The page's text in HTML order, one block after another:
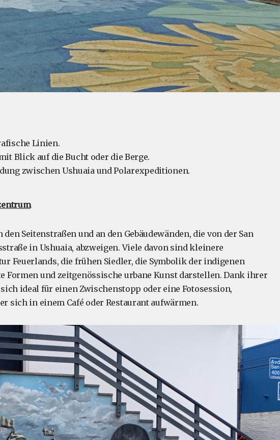
Linien.
Blick auf die Bucht oder die Berge.
zwischen Ushuaia und Polarexpeditionen.
Seitenstraßen und an den Gebäudewänden, die von der San
in Ushuaia, abzweigen. Viele davon sind kleinere
Feuerlands, die frühen Siedler, die Symbolik der indigenen
Formen und zeitgenössische urbane Kunst darstellen. Dank ihrer
ideal für einen Zwischenstopp oder eine Fotosession,
sich in einem Café oder Restaurant aufwärmen.